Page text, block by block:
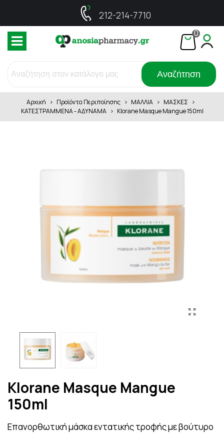
212-214-7710
0
Αναζήτηση
Αρχική > Προϊόντα Περιποίησης > ΜΑΛΛΙΑ > ΜΑΣΚΕΣ >
ΚΑΤΕΣΤΡΑΜΜΕΝΑ - ΑΔΥΝΑΜΑ > Klorane Masque Mangue 150ml
Klorane Masque Mangue
150ml
Επανορθωτική μάσκα εντατικής τροφής με βούτυρο